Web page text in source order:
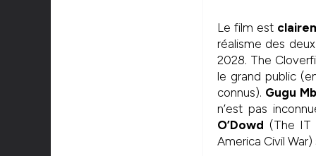
Le film est
réalisme des
2028. The
le grand public
connus). Gugu
n’est pas
O’Dowd (The
America Civil